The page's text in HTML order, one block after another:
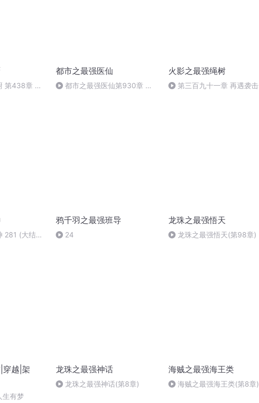
第438章 三
都市之最强医仙
都市之最强医仙第930章 角
火影之最强绳树
第三百九十一章 再遇袭击
281 (大结局)
鸦千羽之最强班导
24
龙珠之最强悟天
龙珠之最强悟天(第98章)
穿越|架
生有梦
龙珠之最强神话
龙珠之最强神话(第8章)
海贼之最强海王类
海贼之最强海王类(第8章)